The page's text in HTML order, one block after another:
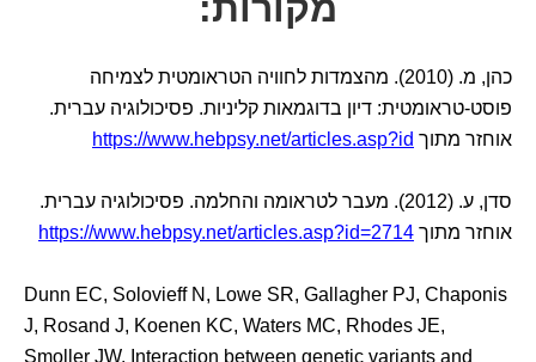
כהן, מ. (2010). מהצמדות לחוויה הטראומטית לצמיחה
פוסט-טראומטית: דיון בדוגמאות קליניות. פסיכולוגיה עברית.
אוחזר מתוך https://www.hebpsy.net/articles.asp?id
סדן, ע. (2012). מעבר לטראומה והחלמה. פסיכולוגיה עברית.
אוחזר מתוך https://www.hebpsy.net/articles.asp?id=2714
Dunn EC, Solovieff N, Lowe SR, Gallagher PJ, Chaponis
J, Rosand J, Koenen KC, Waters MC, Rhodes JE,
Smoller JW. Interaction between genetic variants and